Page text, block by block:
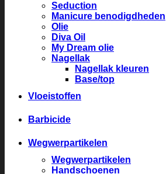
Seduction
Manicure benodigdheden
Olie
Diva Oil
My Dream olie
Nagellak
Nagellak kleuren
Base/top
Vloeistoffen
Barbicide
Wegwerpartikelen
Wegwerpartikelen
Handschoenen